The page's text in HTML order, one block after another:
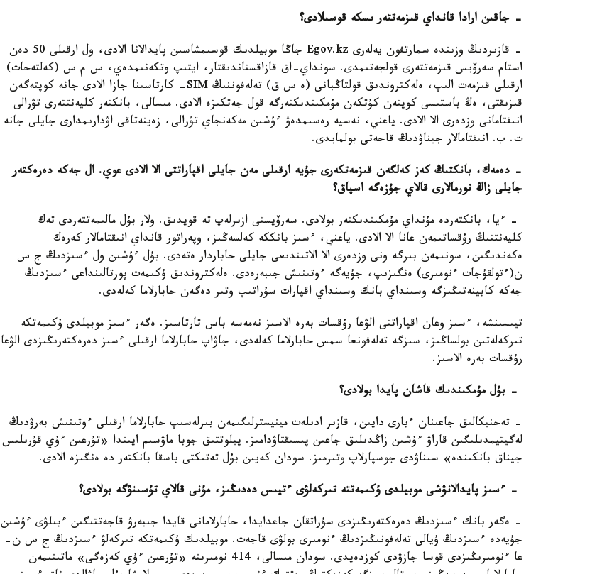
- جاقىن ارادا قانداي قىزمەتتەر ىسكە قوسىلادى؟
- قازىردىڭ وزىندە سمارتفون يەلەرى Egov.kz جاڭا موبيلدىك قوسىمشاسىن پايدالانا الادى، ول ارقىلى 50 دەن
استام سەرۆيس قىزمەتتەرى قولجەتىمدى. سونداي-اق قازاقستاندىقتار، ايتىپ وتكەنىمدەي، س م س (كەلتەحات)
ارقىلى قىزمەت الىپ، ەلەكتروندىق قولتاڭبانى (ە س ق) تەلەفوننىڭ SIM- كارتاسىنا جازا الادى جانە كوپتەگەن
قىزىقتى، ەڭ باستىسى كوپتەن كۇتكەن مۇمكىندىكتەرگە قول جەتكىزە الادى. مىسالى، بانكتەر كليەنتتەرى تۋرالى
انىقتامانى وزدەرى الا الادى. ياعني، نەسيە رەسىمدەۋ ءۇشىن مەكەنجاي تۋرالى، زەينەتاقى اۋدارىمدارى جايلى جانە
ت. ب. انىقتامالار جيناۋدىڭ قاجەتى بولمايدى.
- دەمەك، بانكتىڭ كەز كەلگەن قىزمەتكەرى جۇيە ارقىلى مەن جايلى اقپاراتتى الا الادى عوي. ال جەكە دەرەكتەر
جايلى زاڭ نورمالارى قالاي جۇزەگە اسپاق؟
- ءيا، بانكتەردە مۇنداي مۇمكىندىكتەر بولادى. سەرۆيستى ازىرلەپ تە قويدىق. ولار بۇل مالىمەتتەردى تەك
كليەنتتىڭ رۇقساتىمەن عانا الا الادى. ياعني، ءسىز بانككە كەلسەڭىز، وپەراتور قانداي انىقتامالار كەرەك
ەكەندىگىن، سونىمەن بىرگە ونى وزدەرى الا الاتىندىعى جايلى حاباردار ەتەدى. بۇل ءۇشىن ول ءسىزدىڭ ج س
ن(ءتولقۇجات ءنومىرى) ەنگىزىپ، جۇيەگە ءوتىنىش جىبەرەدى. ەلەكتروندىق ۇكىمەت پورتالىنداعى ءسىزدىڭ
جەكە كابينەتىڭىزگە وسىنداي بانك وسىنداي اقپارات سۇراتىپ وتىر دەگەن حابارلاما كەلەدى.
تيىسىنشە، ءسىز وعان اقپاراتتى الۋعا رۇقسات بەرە الاسىز نەمەسە باس تارتاسىز. ەگەر ءسىز موبيلدى ۇكىمەتكە
تىركەلەتىن بولساڭىز، سىزگە تەلەفونعا سمس حابارلاما كەلەدى، جاۋاپ حابارلاما ارقىلى ءسىز دەرەكتەرىڭىزدى الۋعا
رۇقسات بەرە الاسىز.
- بۇل مۇمكىندىك قاشان پايدا بولادى؟
- تەحنيكالىق جاعىنان ءبارى دايىن، قازىر ادىلەت مينيسترلىگىمەن بىرلەسىپ حابارلاما ارقىلى ءوتىنىش بەرۋدىڭ
لەگيتيمدىلىگىن قاراۋ ءۇشىن زاڭدىلىق جاعىن پىسىقتاۋدامىز. پيلوتتىق جوبا ماۋسىم ايىندا «تۇرعىن ءۇي قۇرىلىس
جيناق بانكىندە» سىناۋدى جوسپارلاپ وتىرمىز. سودان كەيىن بۇل تەتىكتى باسقا بانكتەر دە ەنگىزە الادى.
- ءسىز پايدالانۋشى موبيلدى ۇكىمەتتە تىركەلۋى ءتيىس دەدىڭىز، مۇنى قالاي تۇسىنۋگە بولادى؟
- ەگەر بانك ءسىزدىڭ دەرەكتەرىڭىزدى سۇراتقان جاعدايدا، حابارلامانى قايدا جىبەرۋ قاجەتتىگىن ءبىلۋى ءۇشىن
جۇيەدە ءسىزدىڭ ۇيالى تەلەفونىڭىزدىڭ ءنومىرى بولۋى قاجەت. موبيلدىك ۇكىمەتكە تىركەلۋ ءسىزدىڭ ج س ن-
عا ءنومىرىڭىزدى قوسا جازۋدى كوزدەيدى. سودان مىسالى، 414 نومىرىنە «تۇرعىن ءۇي كەزەگى» ماتىنىمەن